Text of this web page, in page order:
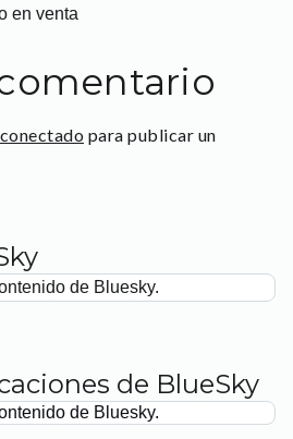
en venta
conectado para publicar un
de Bluesky.
de BlueSky
de Bluesky.